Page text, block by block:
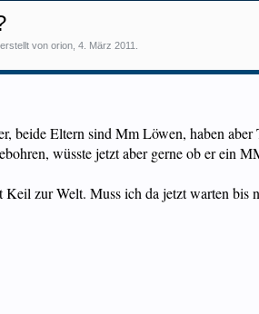
vonorion ,4. März 2011
beide Eltern sind Mm Löwen, haben
wüsste jetzt aber gerne ob er ein
zur Welt. Muss ich da jetzt warten bis